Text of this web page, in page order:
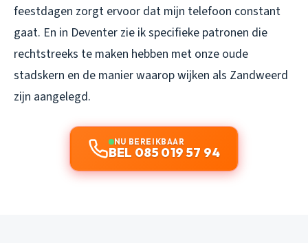
feestdagen zorgt ervoor dat mijn telefoon constant
gaat. En in Deventer zie ik specifieke patronen die
rechtstreeks te maken hebben met onze oude
stadskern en de manier waarop wijken als Zandweerd
zijn aangelegd.
NU BEREIKBAAR
BEL 085 019 57 94